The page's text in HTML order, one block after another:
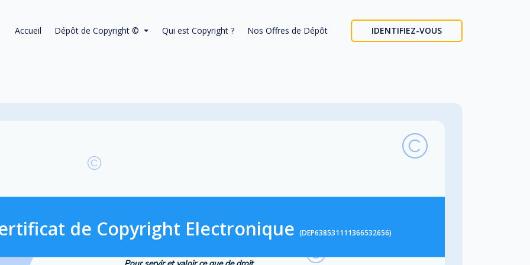
Accueil Dépôt de Copyright © Qui est Copyright ? Nos Offres de Dépôt IDENTIFIEZ-VOUS
de Copyright Electronique (DEP638531111366532656)